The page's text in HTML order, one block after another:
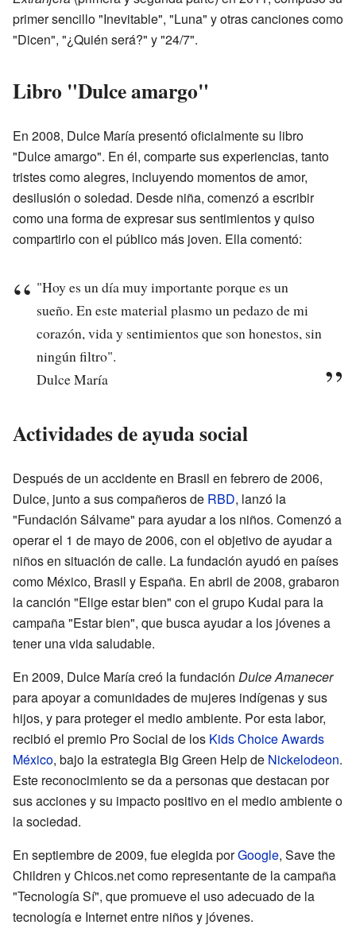
primer sencillo "Inevitable", "Luna" y otras canciones como
"Dicen", "¿Quién será?" y "24/7".
Libro "Dulce amargo"
En 2008, Dulce María presentó oficialmente su libro
"Dulce amargo". En él, comparte sus experiencias, tanto
tristes como alegres, incluyendo momentos de amor,
desilusión o soledad. Desde niña, comenzó a escribir
como una forma de expresar sus sentimientos y quiso
compartirlo con el público más joven. Ella comentó:
"Hoy es un día muy importante porque es un
sueño. En este material plasmo un pedazo de mi
corazón, vida y sentimientos que son honestos, sin
ningún filtro".
Dulce María
Actividades de ayuda social
Después de un accidente en Brasil en febrero de 2006,
Dulce, junto a sus compañeros de RBD, lanzó la
"Fundación Sálvame" para ayudar a los niños. Comenzó a
operar el 1 de mayo de 2006, con el objetivo de ayudar a
niños en situación de calle. La fundación ayudó en países
como México, Brasil y España. En abril de 2008, grabaron
la canción "Elige estar bien" con el grupo Kudai para la
campaña "Estar bien", que busca ayudar a los jóvenes a
tener una vida saludable.
En 2009, Dulce María creó la fundación Dulce Amanecer
para apoyar a comunidades de mujeres indígenas y sus
hijos, y para proteger el medio ambiente. Por esta labor,
recibió el premio Pro Social de los Kids Choice Awards
México, bajo la estrategia Big Green Help de Nickelodeon.
Este reconocimiento se da a personas que destacan por
sus acciones y su impacto positivo en el medio ambiente o
la sociedad.
En septiembre de 2009, fue elegida porGoogle, Save the
Children y Chicos.net como representante de la campaña
"Tecnología Sí", que promueve el uso adecuado de la
tecnología e Internet entre niños y jóvenes.